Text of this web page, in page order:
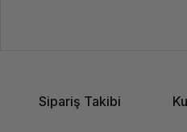
Sipariş Takibi